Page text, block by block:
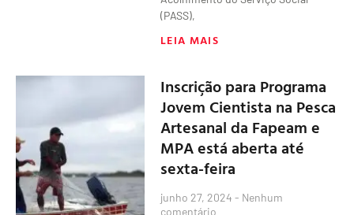
(PASS),
LEIA MAIS
Inscrição para Programa
Jovem Cientista na Pesca
Artesanal da Fapeam e
MPA está aberta até
sexta-feira
junho 27, 2024 Nenhum
comentário